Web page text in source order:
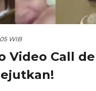
WIB
Video Call